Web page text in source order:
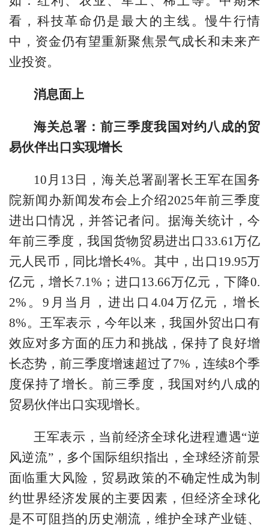
看，科技革命仍是最大的主线。慢牛行情
中，资金仍有望重新聚焦景气成长和未来产
业投资。
消息面上
海关总署：前三季度我国对约八成的贸
易伙伴出口实现增长
10月13日，海关总署副署长王军在国务
院新闻办新闻发布会上介绍2025年前三季度
进出口情况，并答记者问。据海关统计，今
年前三季度，我国货物贸易进出口33.61万亿
元人民币，同比增长4%。其中，出口19.95万
亿元，增长7.1%；进口13.66万亿元，下降0.
2%。9月当月，进出口4.04万亿元，增长
8%。王军表示，今年以来，我国外贸出口有
效应对多方面的压力和挑战，保持了良好增
长态势，前三季度增速超过了7%，连续8个季
度保持了增长。前三季度，我国对约八成的
贸易伙伴出口实现增长。
王军表示，当前经济全球化进程遭遇“逆
风逆流”，多个国际组织指出，全球经济前景
面临重大风险，贸易政策的不确定性成为制
约世界经济发展的主要因素，但经济全球化
是不可阻挡的历史潮流，维护全球产业链、